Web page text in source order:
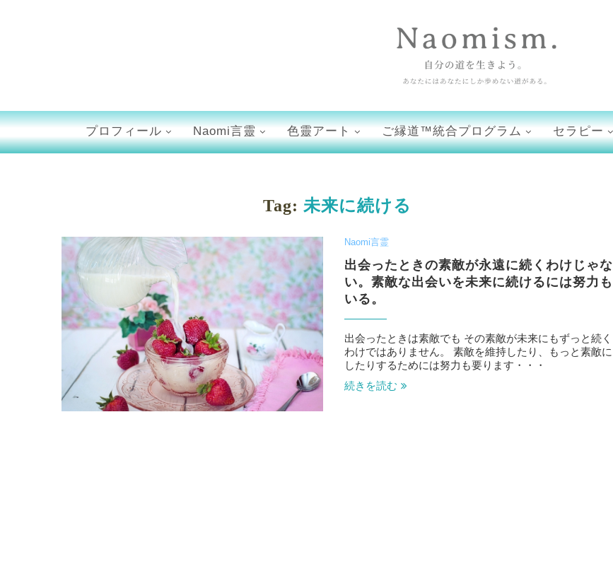
プロフィール Naomi言靈 色靈アート ご縁道™統合プログラム セラピー
Tag: 未来に続ける
Naomi言霊
出会ったときの素敵が永遠に続くわけじゃな
い。素敵な出会いを未来に続けるには努力も
いる。
出会ったときは素敵でも その素敵が未来にもずっと続く
わけではありません。 素敵を維持したり、もっと素敵に
したりするためには努力も要ります・・・
続きを読む